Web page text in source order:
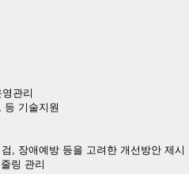
관리
등 기술지원
, 장애예방 등을 고려한 개선방안 제시
링 관리